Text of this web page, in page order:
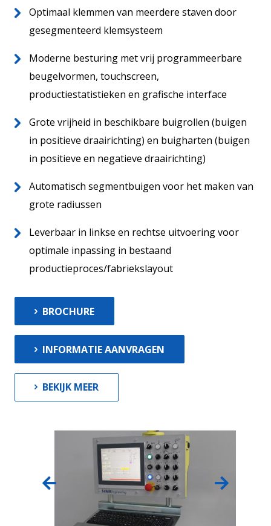
Contact
Vacatures
NL
Home
Over ons
Aftersales
Optimaal klemmen van meerdere staven door
gesegmenteerd klemsysteem
Moderne besturing met vrij programmeerbare
beugelvormen, touchscreen,
productiestatistieken en grafische interface
Grote vrijheid in beschikbare buigrollen (buigen
in positieve draairichting) en buigharten (buigen
in positieve en negatieve draairichting)
Automatisch segmentbuigen voor het maken van
grote radiussen
Leverbaar in linkse en rechtse uitvoering voor
optimale inpassing in bestaand
productieproces/fabriekslayout
BROCHURE
INFORMATIE AANVRAGEN
BEKIJK MEER